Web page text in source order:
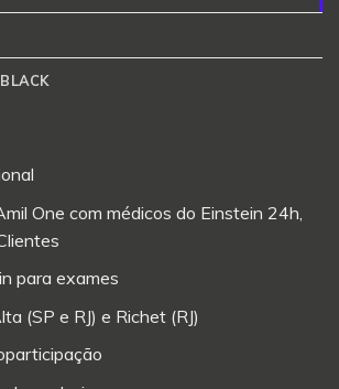
One com médicos do Einstein 24h,
para exames
(SP e RJ) e Richet (RJ)